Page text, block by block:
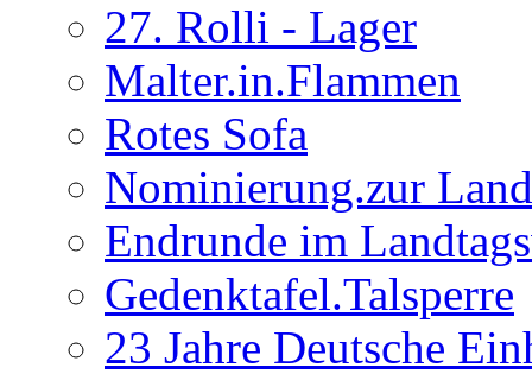
27. Rolli - Lager
Malter.in.Flammen
Rotes Sofa
Nominierung.zur
Endrunde im
Gedenktafel.Talsperre
23 Jahre Deutsche